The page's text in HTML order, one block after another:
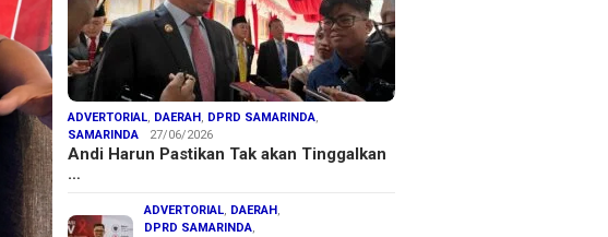
ADVERTORIAL, DAERAH , DPRD SAMARINDA,
SAMARINDA
27/06/2026
Andi Harun Pastikan Tak akan Tinggalkan
…
ADVERTORIAL, DAERAH ,
DPRD SAMARINDA,